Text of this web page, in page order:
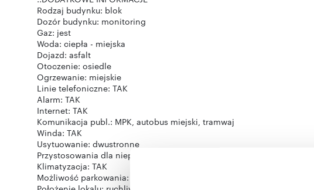
Rodzaj budynku: blok
Dozór budynku: monitoring
Gaz: jest
Woda: ciepła - miejska
Dojazd: asfalt
Otoczenie: osiedle
Ogrzewanie: miejskie
Linie telefoniczne: TAK
Alarm: TAK
Internet: TAK
Komunikacja publ.: MPK, autobus miejski, tramwaj
Winda: TAK
Usytuowanie: dwustronne
Przystosowania dla niepełnosprawnych: TAK
Klimatyzacja: TAK
Możliwość parkowania: tak